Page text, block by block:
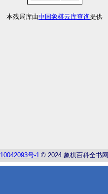
本残局库由中国象棋云库查询提供
10042093号-1 © 2024 象棋百科全书网